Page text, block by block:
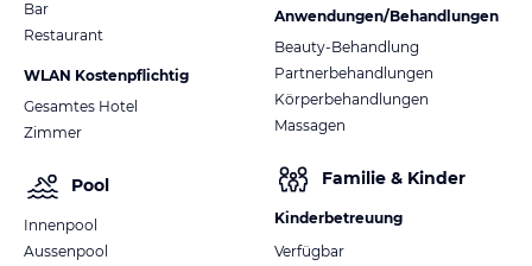
Bar
Restaurant
WLAN Kostenpflichtig
Gesamtes Hotel
Zimmer
Pool
Innenpool
Aussenpool
Anwendungen/Behandlungen
Beauty-Behandlung
Partnerbehandlungen
Körperbehandlungen
Massagen
Familie & Kinder
Kinderbetreuung
Verfügbar